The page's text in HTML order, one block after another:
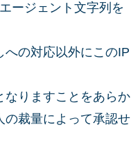
ージェント文字列を
への対応以外にこのIP
なりますことをあらか
の裁量によって承認せ